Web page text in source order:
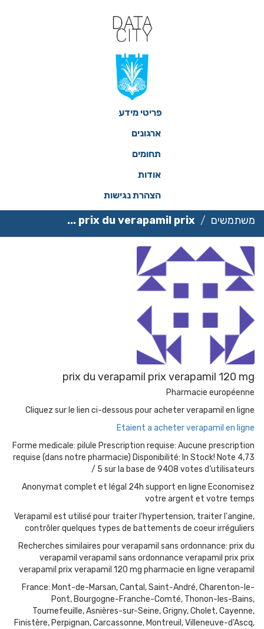
פריטי מידע
ארגונים
תחומים
אודות
הצהרת נגישות
משתמשים prix du verapamil prix ...
prix du verapamil prix verapamil 120 mg
Pharmacie européenne
Cliquez sur le lien ci-dessous pour acheter verapamil en ligne
Etaient a acheter verapamil en ligne
Forme medicale: pilule Prescription requise: Aucune prescription
requise (dans notre pharmacie) Disponibilité: In Stock! Note 4,73
/ 5 sur la base de 9408 votes d’utilisateurs
Anonymat complet et légal 24h support en ligne Economisez
votre argent et votre temps
Verapamil est utilisé pour traiter l'hypertension, traiter l'angine,
contrôler quelques types de battements de coeur irréguliers
Recherches similaires pour verapamil sans ordonnance: prix du
verapamil verapamil sans ordonnance verapamil prix prix
verapamil prix verapamil 120 mg pharmacie en ligne verapamil
France: Mont-de-Marsan, Cantal, Saint-André, Charenton-le-
Pont, Bourgogne-Franche-Comté, Thonon-les-Bains,
Tournefeuille, Asnières-sur-Seine, Grigny, Cholet, Cayenne,
Finistère, Perpignan, Carcassonne, Montreuil, Villeneuve-d'Ascq,